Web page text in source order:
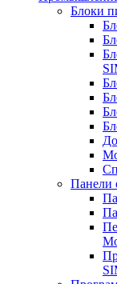
Блоки
Панели